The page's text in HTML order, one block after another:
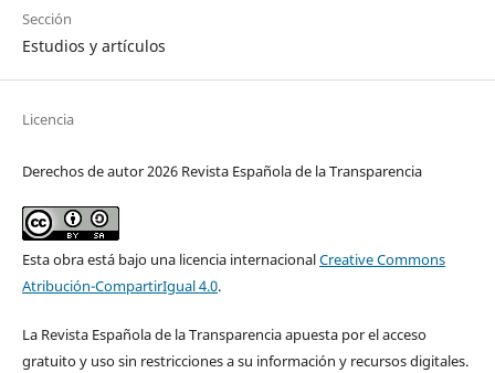
Sección
Estudios y artículos
Licencia
Derechos de autor 2026 Revista Española de la Transparencia
Esta obra está bajo una licencia internacionalCreative Commons
Atribución-CompartirIgual 4.0.
La Revista Española de la Transparencia apuesta por el acceso
gratuito y uso sin restricciones a su información y recursos digitales.